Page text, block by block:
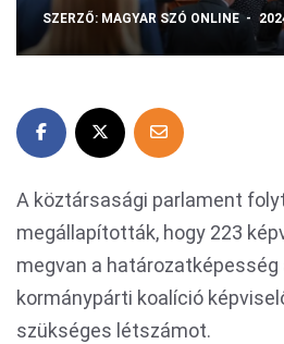
SZERZŐ: MAGYAR SZÓ ONLINE
A köztársasági parlament
megállapították, hogy 223
megvan a határozatképesség
kormánypárti koalíció
szükséges létszámot.